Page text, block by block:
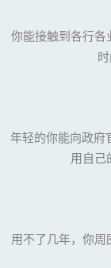
你能接触到各行各
年轻的你能向政府
用自己
用不了几年，你